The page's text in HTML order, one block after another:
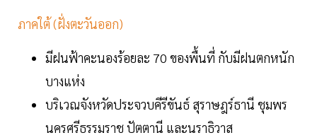
ภาคใต้ (ฝั่งตะวันออก)
มีฝนฟ้าคะนองร้อยละ 70 ของพื้นที่ กับมีฝนตกหนัก
บางแห่ง
บริเวณจังหวัดประจวบคีรีขันธ์ สุราษฎร์ธานี ชุมพร
นครศรีธรรมราช ปัตตานี และนราธิวาส